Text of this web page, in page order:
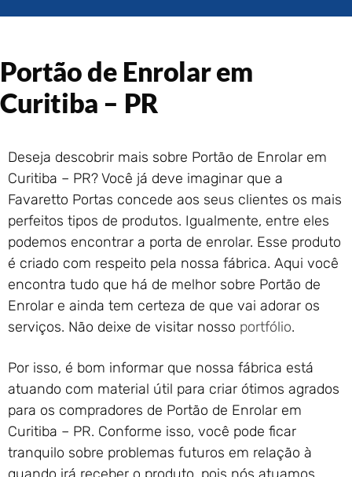
Portão de Garagem de
Enrolar em Queimados – RJ
Enrolar em Paraty – RJ
Portão de Garagem de
Enrolar em Nova Iguaçu – RJ
Portão de Garagem de
Enrolar em Nova Friburgo –
RJ
Portão de Enrolar em
Curitiba – PR
Deseja descobrir mais sobre Portão de Enrolar em
Curitiba – PR? Você já deve imaginar que a
Favaretto Portas concede aos seus clientes os mais
perfeitos tipos de produtos. Igualmente, entre eles
podemos encontrar a porta de enrolar. Esse produto
é criado com respeito pela nossa fábrica. Aqui você
encontra tudo que há de melhor sobre Portão de
Enrolar e ainda tem certeza de que vai adorar os
serviços. Não deixe de visitar nosso portfólio.
Por isso, é bom informar que nossa fábrica está
atuando com material útil para criar ótimos agrados
para os compradores de Portão de Enrolar em
Curitiba – PR. Conforme isso, você pode ficar
tranquilo sobre problemas futuros em relação à